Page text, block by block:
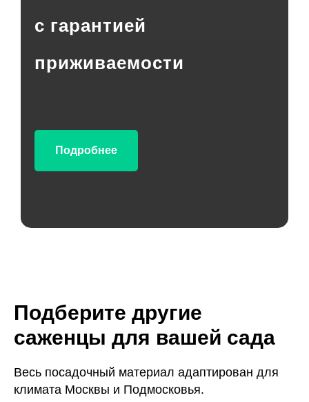
с гарантией
приживаемости
Подробнее
Подберите другие
саженцы для вашей сада
Весь посадочный материал адаптирован для
климата Москвы и Подмосковья.